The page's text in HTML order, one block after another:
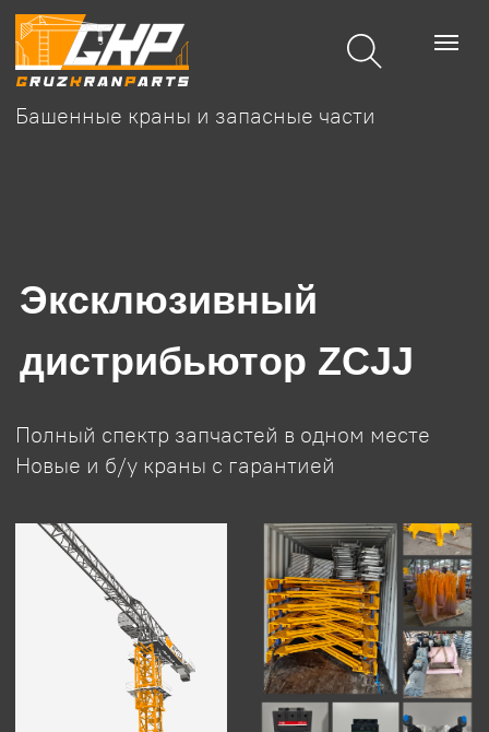
Подвесные
Запчасти Башенные краны
Главная
Башенные краны и запасные части
Башенные краны
Полный спектр запчастей в одном месте